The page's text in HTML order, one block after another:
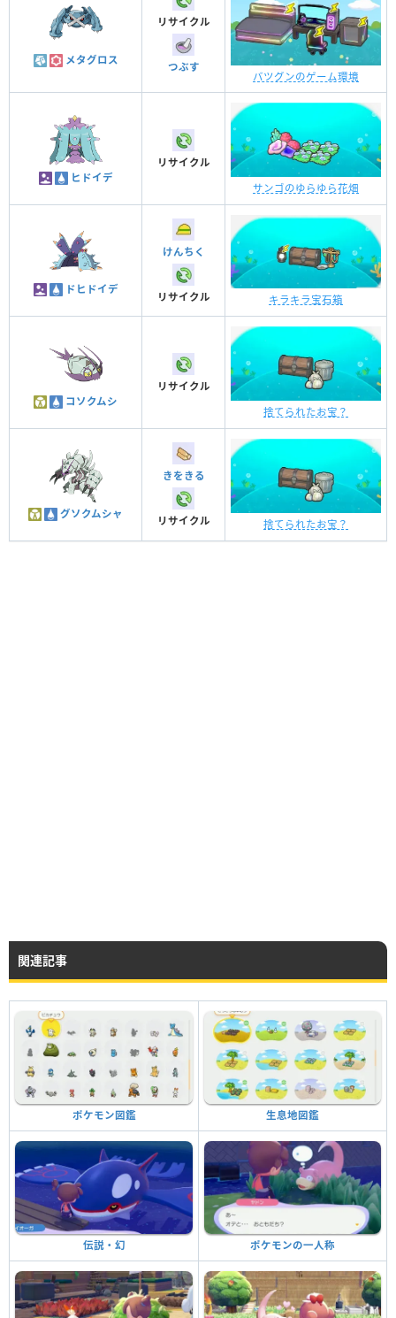
メタグロス
リサイクル
つぶす
バツグンのゲーム環境
ヒドイデ
リサイクル
サンゴのゆらゆら花畑
ドヒドイデ
けんちく
リサイクル キラキラ宝石箱
コソクムシ
リサイクル
捨てられたお宝？
グソクムシャ
きをきる
リサイクル 捨てられたお宝？
関連記事
ポケモン図鑑 生息地図鑑
伝説・幻 ポケモンの一人称